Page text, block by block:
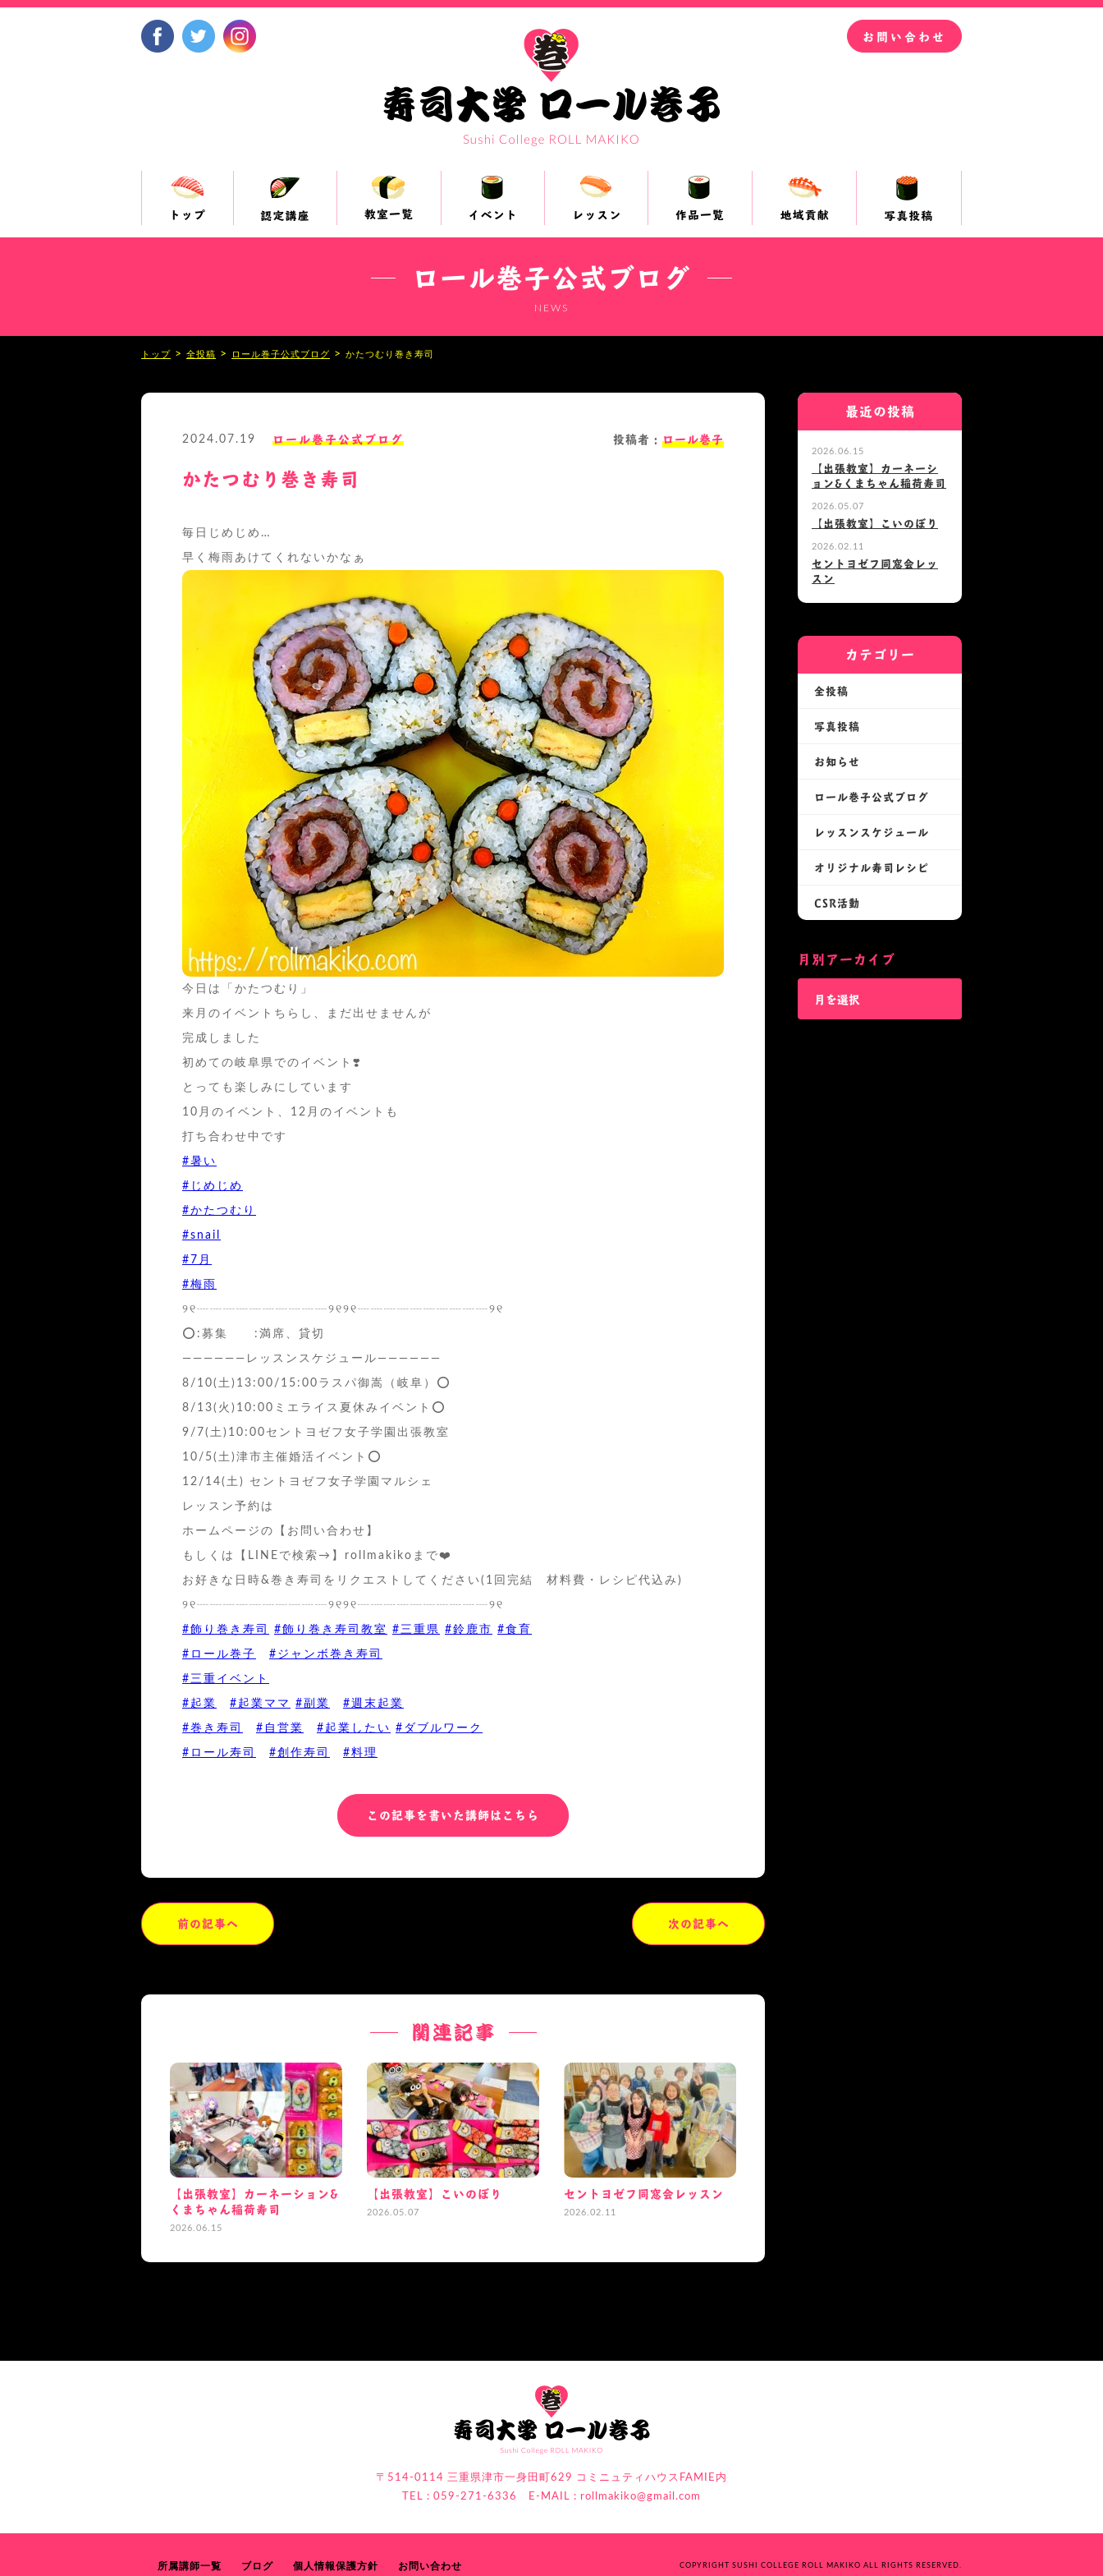
お問い合わせ
ロール巻子公式ブログ
NEWS
トップ > 全投稿 > ロール巻子公式ブログ > かたつむり巻き寿司
2024.07.19 ロール巻子公式ブログ
かたつむり巻き寿司
投稿者： ロール巻子
毎日じめじめ…
早く梅雨あけてくれないかなぁ‍
今日は「かたつむり」
来月のイベントちらし、まだ出せませんが
完成しました
初めての岐阜県でのイベント❣️
とっても楽しみにしています
10月のイベント、12月のイベントも
打ち合わせ中です
#暑い
#じめじめ
#かたつむり
#snail
#7月
#梅雨
୨୧┈┈┈┈┈┈┈┈┈┈୨୧୨୧┈┈┈┈┈┈┈┈┈┈୨୧
⭕️:募集 :満席、貸切
——————レッスンスケジュール——————
8/10(土)13:00/15:00ラスパ御嵩（岐阜）⭕️
8/13(火)10:00ミエライス夏休みイベント⭕️
9/7(土)10:00セントヨゼフ女子学園出張教室
10/5(土)津市主催婚活イベント⭕️
12/14(土) セントヨゼフ女子学園マルシェ
レッスン予約は
ホームページの【お問い合わせ】
もしくは【LINEで検索→】rollmakikoまで❤️
お好きな日時&巻き寿司をリクエストしてください(1回完結 材料費・レシピ代込み)
୨୧┈┈┈┈┈┈┈┈┈┈୨୧୨୧┈┈┈┈┈┈┈┈┈┈୨୧
#飾り巻き寿司 #飾り巻き寿司教室 #三重県 #鈴鹿市 #食育
#ロール巻子 #ジャンボ巻き寿司
#三重イベント
#起業 #起業ママ #副業 #週末起業
#巻き寿司 #自営業 #起業したい #ダブルワーク
#ロール寿司 #創作寿司 #料理
この記事を書いた講師はこちら
前の記事へ 次の記事へ
【出張教室】カーネーション&
くまちゃん稲荷寿司
2026.06.15
【出張教室】こいのぼり
2026.05.07
セントヨゼフ同窓会レッスン
2026.02.11
最近の投稿
2026.06.15
【出張教室】カーネーシ
ョン&くまちゃん稲荷寿司
2026.05.07
【出張教室】こいのぼり
2026.02.11
セントヨゼフ同窓会レッ
スン
カテゴリー
全投稿
写真投稿
お知らせ
ロール巻子公式ブログ
レッスンスケジュール
オリジナル寿司レシピ
CSR活動
月別アーカイブ
〒514-0114 三重県津市一身田町629 コミニュティハウスFAMIE内
TEL : 059-271-6336 E-MAIL : rollmakiko@gmail.com
所属講師一覧 ブログ 個人情報保護方針 お問い合わせ COPYRIGHT SUSHI COLLEGE ROLL MAKIKO ALL RIGHTS RESERVED.